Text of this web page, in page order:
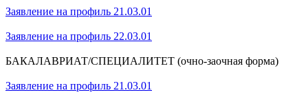
Заявление на профиль 21.03.01
Заявление на профиль 22.03.01
БАКАЛАВРИАТ/СПЕЦИАЛИТЕТ (очно-заочная форма)
Заявление на профиль 21.03.01